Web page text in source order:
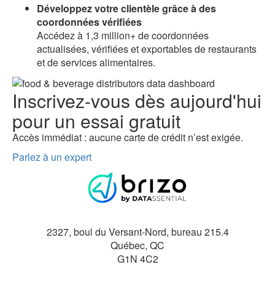
Développez votre clientèle grâce à des
coordonnées vérifiées
Accédez à 1,3 million+ de coordonnées
actualisées, vérifiées et exportables de restaurants
et de services alimentaires.
Inscrivez-vous dès aujourd'hui
pour un essai gratuit
Accès immédiat : aucune carte de crédit n’est exigée.
Parlez à un expert
2327, boul du Versant-Nord, bureau 215.4
Québec, QC
G1N 4C2